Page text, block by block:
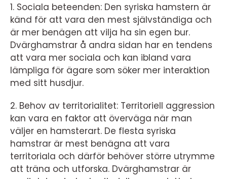
1. Sociala beteenden: Den syriska hamstern är
känd för att vara den mest självständiga och
är mer benägen att vilja ha sin egen bur.
Dvärghamstrar å andra sidan har en tendens
att vara mer sociala och kan ibland vara
lämpliga för ägare som söker mer interaktion
med sitt husdjur.
2. Behov av territorialitet: Territoriell aggression
kan vara en faktor att överväga när man
väljer en hamsterart. De flesta syriska
hamstrar är mest benägna att vara
territoriala och därför behöver större utrymme
att träna och utforska. Dvärghamstrar är